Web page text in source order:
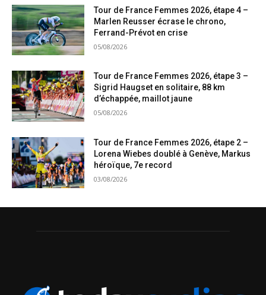
Tour de France Femmes 2026, étape 4 –
Marlen Reusser écrase le chrono,
Ferrand-Prévot en crise
05/08/2026
Tour de France Femmes 2026, étape 3 –
Sigrid Haugset en solitaire, 88 km
d’échappée, maillot jaune
05/08/2026
Tour de France Femmes 2026, étape 2 –
Lorena Wiebes doublé à Genève, Markus
héroïque, 7e record
03/08/2026